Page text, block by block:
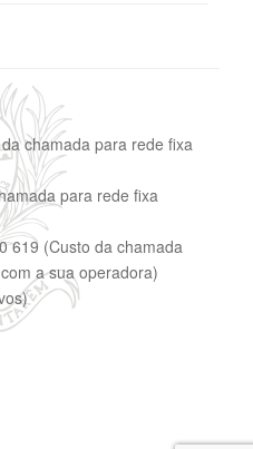
chamada para rede fixa
para rede fixa
619 (Custo da chamada
a sua operadora)